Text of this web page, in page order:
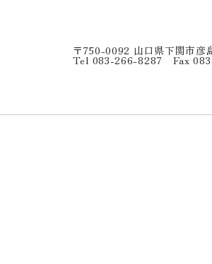
〒750-0092 山口県下関市彦
Tel 083-266-8287 Fax